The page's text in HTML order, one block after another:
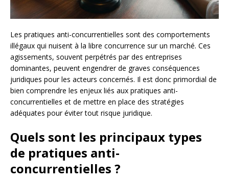
Les pratiques anti-concurrentielles sont des comportements
illégaux qui nuisent à la libre concurrence sur un marché. Ces
agissements, souvent perpétrés par des entreprises
dominantes, peuvent engendrer de graves conséquences
juridiques pour les acteurs concernés. Il est donc primordial de
bien comprendre les enjeux liés aux pratiques anti-
concurrentielles et de mettre en place des stratégies
adéquates pour éviter tout risque juridique.
Quels sont les principaux types
de pratiques anti-
concurrentielles ?